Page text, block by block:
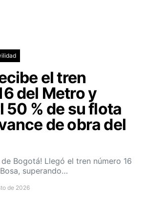
el tren
del Metro y
50 % de su flota
de obra del
de Bogotá! Llegó el tren número 16
superando…
de 2026